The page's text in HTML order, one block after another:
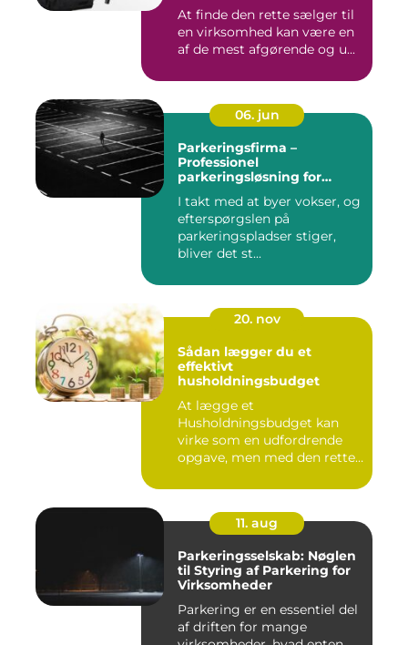
At finde den rette sælger til
en virksomhed kan være en
af de mest afgørende og u...
06. jun
Parkeringsfirma –
Professionel
parkeringsløsning for
I takt med at byer vokser, og
efterspørgslen på
parkeringspladser stiger,
bliver det st...
20. nov
Sådan lægger du et
effektivt
husholdningsbudget
At lægge et
Husholdningsbudget kan
virke som en udfordrende
opgave, men med den rette
11. aug
Parkeringsselskab: Nøglen
til Styring af Parkering for
Virksomheder
Parkering er en essentiel del
af driften for mange